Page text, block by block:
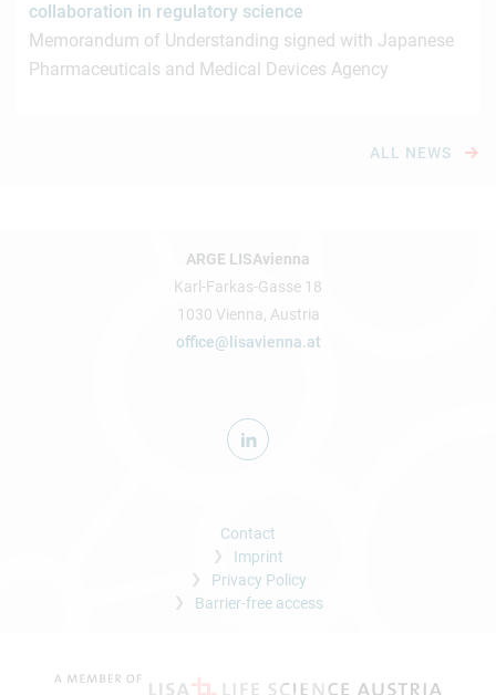
collaboration in regulatory science
Memorandum of Understanding signed with Japanese
Pharmaceuticals and Medical Devices Agency
ALL NEWS
ARGE LISAvienna
Karl-Farkas-Gasse 18
1030 Vienna, Austria
office@lisavienna.at
Contact
Imprint
Privacy Policy
Barrier-free access